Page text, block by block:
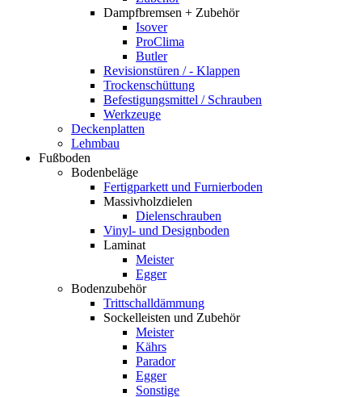
Dampfbremsen + Zubehör
Isover
ProClima
Butler
Revisionstüren / - Klappen
Trockenschüttung
Befestigungsmittel / Schrauben
Werkzeuge
Deckenplatten
Lehmbau
Fußboden
Bodenbeläge
Fertigparkett und Furnierboden
Massivholzdielen
Dielenschrauben
Vinyl- und Designboden
Laminat
Meister
Egger
Bodenzubehör
Trittschalldämmung
Sockelleisten und Zubehör
Meister
Kährs
Parador
Egger
Sonstige